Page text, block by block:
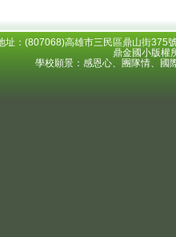
址：(807068)高雄市三民區鼎山街
鼎金國小版權
學校願景：感恩心、團隊情、國